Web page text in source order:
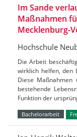
Im Sande
Maßnahmen
Mecklenburg-
Hochschule
Die Arbeit
wirklich helfen, den
Diese Maßnahmen
bestehende
Funktion der
Bachelorarbeit